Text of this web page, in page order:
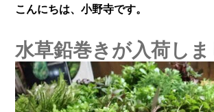
こんにちは、小野寺です。
水草鉛巻きが入荷しま